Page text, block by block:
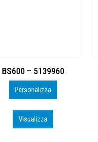
Toppe ricamate in HD
Personalizza
Visualizza